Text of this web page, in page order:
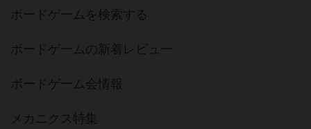
ボードゲームを検索する
ボードゲームの新着レビュー
ボードゲーム会情報
メカニクス特集